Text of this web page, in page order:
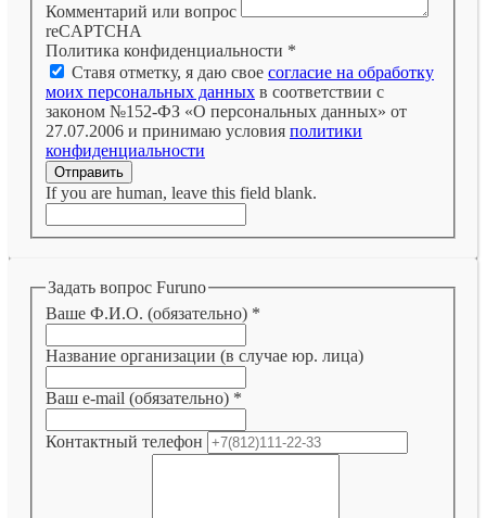
Комментарий или вопрос
reCAPTCHA
Политика конфиденциальности *
Ставя отметку, я даю свое согласие на обработку
моих персональных данных в соответствии с
законом №152-ФЗ «О персональных данных» от
27.07.2006 и принимаю условия политики
конфиденциальности
Отправить
If you are human, leave this field blank.
Задать вопрос Furuno
Ваше Ф.И.О. (обязательно) *
Название организации (в случае юр. лица)
Ваш e-mail (обязательно) *
Контактный телефон